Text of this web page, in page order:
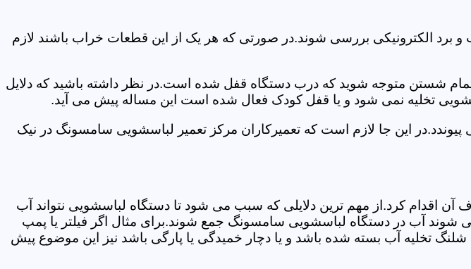
برد الکترونیکی بررسی شوند.در صورتی که هر یک از این قطعات خراب باشند لازم
شستن متوجه شوید که درب دستگاه قفل شده است.در نظر داشته باشید که دلایل
تخلیه نمی شود و یا قفل کودک فعال شده است این مساله پیش می آید.
این جا لازم است که تعمیرکاران مرکز تعمیر لباسشویی سامسونگ در نیک
اقدام کرد.از مهم ترین دلایلی که سبب می شود تا دستگاه لباسشویی نتواند آب
شوند آب در دستگاه لباسشویی سامسونگ جمع شوند.برای مثال اگر فیلتر یا پمپ
تخلیه آب بسته شده باشد و یا دچار خمیدگی یا پارگی باشد نیز این موضوع پیش